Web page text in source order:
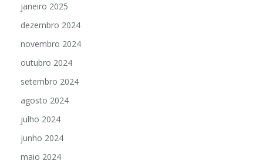
janeiro 2025
dezembro 2024
novembro 2024
outubro 2024
setembro 2024
agosto 2024
julho 2024
junho 2024
maio 2024